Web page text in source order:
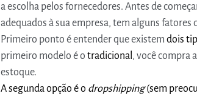
a escolha pelos fornecedores. Antes de
adequados à sua empresa, tem alguns fatores
Primeiro ponto é entender que existem dois
primeiro modelo é o tradicional , você compra
estoque.
A segunda opção é o dropshipping(sem